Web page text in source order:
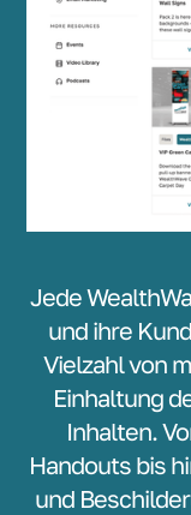
Jede
und ihre
Vielzahl von
Einhaltung
Inhalten.
Handouts bis
und